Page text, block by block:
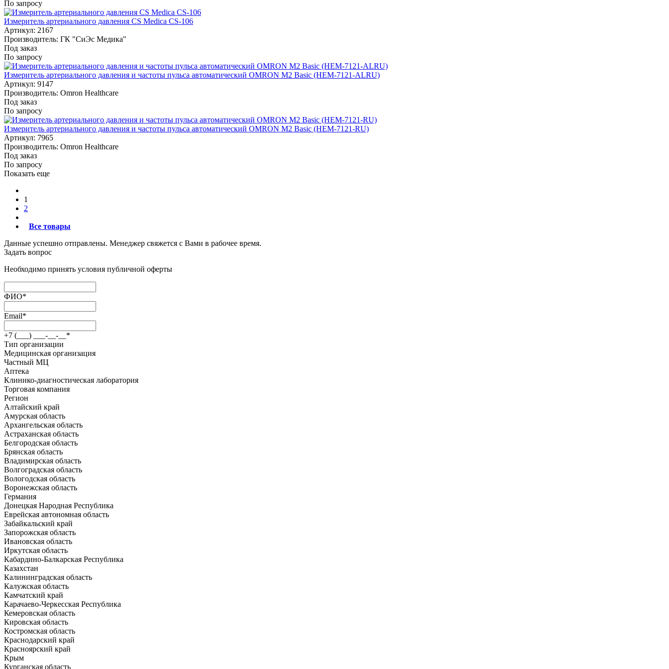
По запросу
Измеритель артериального давления CS Medica CS-106
Артикул: 2167
Производитель: ГК "СиЭс Медика"
Под заказ
По запросу
Измеритель артериального давления и частоты пульса автоматический OMRON M2 Basic (HEM-7121-ALRU)
Артикул: 9147
Производитель: Omron Healthcare
Под заказ
По запросу
Измеритель артериального давления и частоты пульса автоматический OMRON M2 Basic (HEM-7121-RU)
Артикул: 7965
Производитель: Omron Healthcare
Под заказ
По запросу
Показать еще
1
2
Все товары
Данные успешно отправлены. Менеджер свяжется с Вами в рабочее время.
Задать вопрос
Необходимо принять условия публичной оферты
ФИО*
Email*
+7 (___) ___-__-__ *
Тип организации
Медицинская организация
Частный МЦ
Аптека
Клинико-диагностическая лаборатория
Торговая компания
Регион
Алтайский край
Амурская область
Архангельская область
Астраханская область
Белгородская область
Брянская область
Владимирская область
Волгоградская область
Вологодская область
Воронежская область
Германия
Донецкая Народная Республика
Еврейская автономная область
Забайкальский край
Запорожская область
Ивановская область
Иркутская область
Кабардино-Балкарская Республика
Казахстан
Калининградская область
Калужская область
Камчатский край
Карачаево-Черкесская Республика
Кемеровская область
Кировская область
Костромская область
Краснодарский край
Красноярский край
Крым
Курганская область